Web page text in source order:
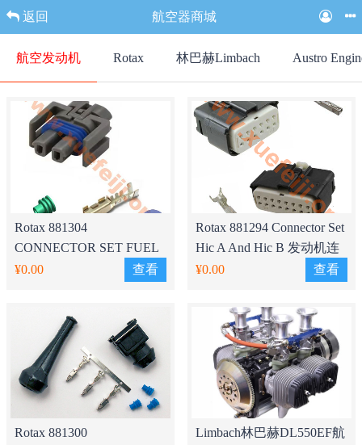
返回 航空器商城
航空发动机 Rotax 林巴赫Limbach Austro
Rotax 881304
CONNECTOR SET FUEL
PUMP发动机油泵连接器套
¥0.00 查看
Rotax 881294 Connector Set
Hic A And Hic B 发动机连
接套装
¥0.00 查看
Rotax 881300
Limbach林巴赫DL550EF航